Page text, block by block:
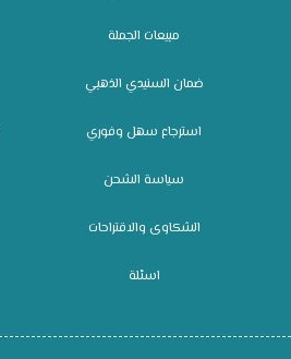
مبيعات الجملة
ضمان السنيدي الذهبي
استرجاع سهل وفوري
سياسة الشحن
الشكاوى والاقتراحات
اسئلة